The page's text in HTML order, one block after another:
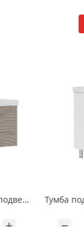
Тумба под раковину подвесная EQUIL Глеам 80.1Я/Gleam 80.1Y амарок/дуб вотан tpGLEAM80.1Y-25